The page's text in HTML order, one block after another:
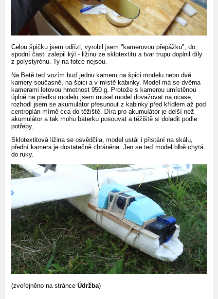
Celou špičku jsem odřízl, vyrobil jsem "kamerovou přepážku", do
spodní časti zalepil kýl - ližinu ze sklotextitu a tvar trupu doplnil díly
z polystyrénu. Ty na fotce nejsou.
Na Betě teď vozím buď jednu kameru na špici modelu nebo dvě
kamery současně, na špici a v místě kabinky. Model má se dvěma
kamerami letovou hmotnost 950 g. Protože s kamerou umístěnou
úplně na předku modelu jsem musel model dovažovat na ocase,
rozhodl jsem se akumulátor přesunout z kabinky před křídlem až pod
centroplán mírně cca do těžiště. Díra pro akumulátor je delší než
akumulátor a tak mohu baterku posouvat a těžiště si doladit podle
potřeby.
Sklotextitová ližina se osvědčila, model ustál i přistání na skálu,
přední kamera je dostatečně chráněna. Jen se teď model blbě chytá
do ruky.
(zveřejněno na stránce Údržba)